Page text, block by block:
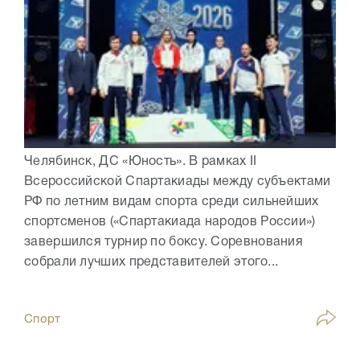
Челябинск, ДС «Юность». В рамках II
Всероссийской Спартакиады между субъектами
РФ по летним видам спорта среди сильнейших
спортсменов («Спартакиада народов России»)
завершился турнир по боксу. Соревнования
собрали лучших представителей этого...
Спорт